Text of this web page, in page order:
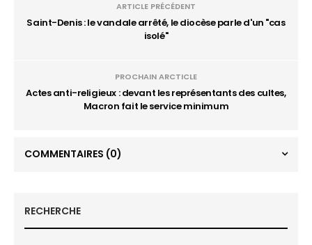
ARTICLE PRÉCÉDENT
Saint-Denis : le vandale arrêté, le diocèse parle d'un "cas
isolé"
PROCHAIN ARCTICLE
Actes anti-religieux : devant les représentants des cultes,
Macron fait le service minimum
COMMENTAIRES (0)
RECHERCHE